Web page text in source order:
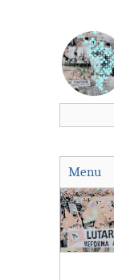
Menu